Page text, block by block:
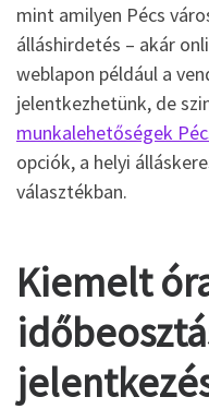
mint amilyen Pécs
álláshirdetés – akár
weblapon például a
jelentkezhetünk, de
munkalehetőségek
opciók, a helyi
választékban.
Kiemelt